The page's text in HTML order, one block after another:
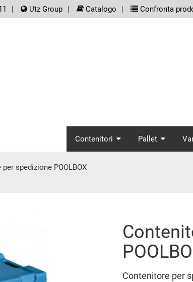
Utz Group Catalogo Confronta
Contenitori Pallet
spedizione POOLBOX
Contenitore per